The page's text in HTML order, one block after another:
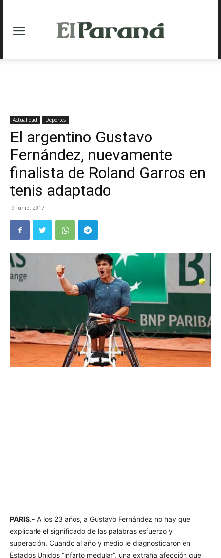
Actualidad Deportes
El argentino Gustavo
Fernández, nuevamente
finalista de Roland Garros en
tenis adaptado
9 junio, 2017
PARIS.- A los 23 años, a Gustavo Fernández no hay que
explicarle el significado de las palabras esfuerzo y
superación. Cuando al año y medio le diagnosticaron en
Estados Unidos “infarto medular”, una extraña afección que